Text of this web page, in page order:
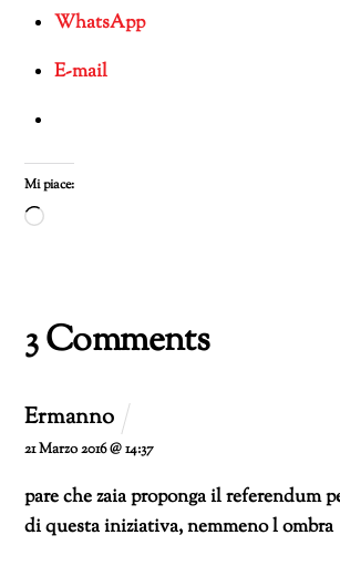
WhatsApp
E-mail
Mi piace:
Caricamento
3 Comments
Ermanno
21 Marzo 2016 @ 14:37
pare che zaia proponga il referendum
di questa iniziativa, nemmeno l ombra